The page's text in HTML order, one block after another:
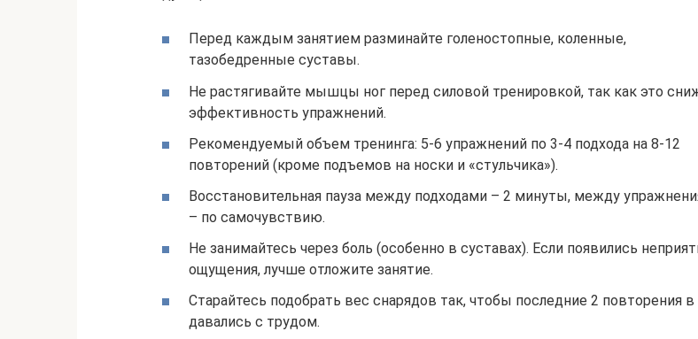
Перед каждым занятием разминайте голеностопные, коленные,
тазобедренные суставы.
Не растягивайте мышцы ног перед силовой тренировкой, так как это
эффективность упражнений.
Рекомендуемый объем тренинга: 5-6 упражнений по 3-4 подхода на 8-12
повторений (кроме подъемов на носки и «стульчика»).
Восстановительная пауза между подходами – 2 минуты, между
– по самочувствию.
Не занимайтесь через боль (особенно в суставах). Если появились
ощущения, лучше отложите занятие.
Старайтесь подобрать вес снарядов так, чтобы последние 2 повторения в
давались с трудом.